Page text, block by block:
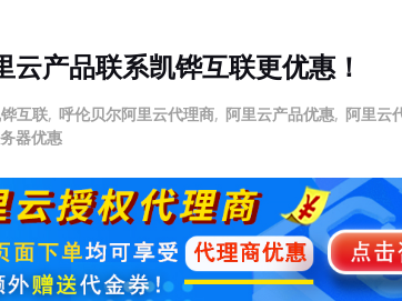
产品联系凯铧互联更优惠！
互联, 呼伦贝尔阿里云代理商, 阿里云产品优惠, 阿里云
器优惠